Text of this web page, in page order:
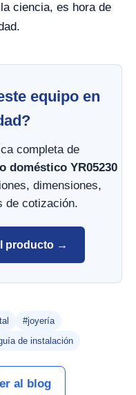
ciencia, es hora de
equipo en
completa de
doméstico YR05230
dimensiones,
de cotización.
producto →
#joyería
de instalación
al blog